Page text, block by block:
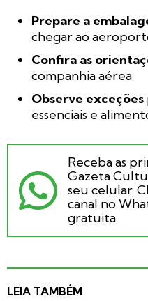
Prepare a
chegar ao
Confira as
companhia aérea
Observe exceções
essenciais e
Receba as
Gazeta
seu celular.
canal no
gratuita.
LEIA TAMBÉM